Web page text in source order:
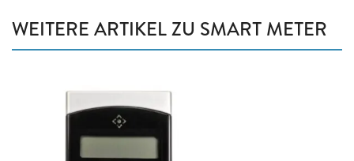
WEITERE ARTIKEL ZU SMART METER